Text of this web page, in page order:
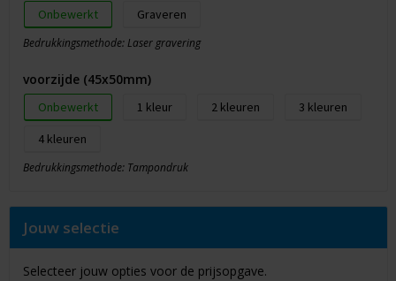
Onbewerkt Graveren
Bedrukkingsmethode: Laser gravering
voorzijde (45x50mm)
Onbewerkt 1 2
3
4
Bedrukkingsmethode: Tampondruk
Jouw selectie
Selecteer jouw opties voor de prijsopgave.